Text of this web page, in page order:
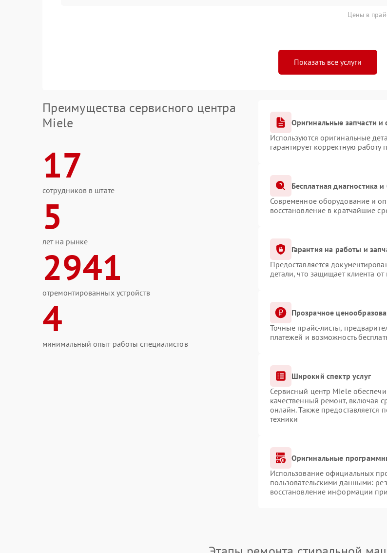
Цены в
Показать все услуги
Преимущества сервисного центра
Miele
17
сотрудников в штате
5
лет на рынке
2941
отремонтированных устройств
4
минимальный опыт работы специалистов
Оригинальные запчасти
Используются оригинальные
гарантирует корректную работу
Бесплатная диагностика
Современное оборудование и
восстановление в кратчайшие
Гарантия на работы и
Предоставляется
детали, что защищает клиента
Прозрачное
Точные прайс-листы,
платежей и возможность
Широкий спектр услуг
Сервисный центр Miele
качественный ремонт, включая
онлайн. Также предоставляется
техники
Оригинальные
Использование официальных
пользовательскими данными:
восстановление информации